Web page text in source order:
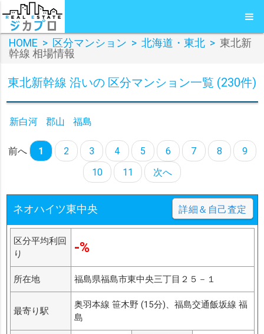
HOME > 区分マンション > 北海道・東北 > 東北新
幹線 相場情報
東北新幹線 沿いの 区分マンション一覧 (230件)
新白河 郡山 福島
前へ 1 2 3 4 5 6 7 8
9
10
11 次へ
ネオハイツ東中央 詳細＆自己査定
区分平均利回
り
-%
所在地 福島県福島市東中央三丁目２５－１
最寄り駅
奥羽本線 笹木野 (15分)、福島交通飯坂線 福
島